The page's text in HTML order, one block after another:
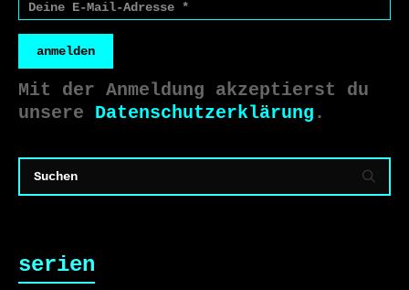
anmelden
Mit der Anmeldung akzeptierst du
unsere Datenschutzerklärung .
serien